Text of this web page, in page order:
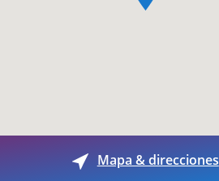
Mapa & direcciones